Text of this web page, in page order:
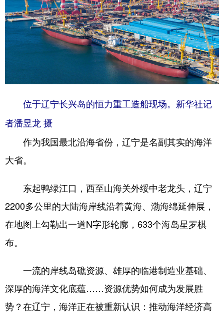
位于辽宁长兴岛的恒力重工造船现场。新华社记
者潘昱龙 摄
作为我国最北沿海省份，辽宁是名副其实的海洋
大省。
东起鸭绿江口，西至山海关外绥中老龙头，辽宁
2200多公里的大陆海岸线沿着黄海、渤海绵延伸展，
在地图上勾勒出一道N字形轮廓，633个海岛星罗棋
布。
一流的岸线岛礁资源、雄厚的临港制造业基础、
深厚的海洋文化底蕴……资源优势如何成为发展胜
势？在辽宁，海洋正在被重新认识：推动海洋经济高